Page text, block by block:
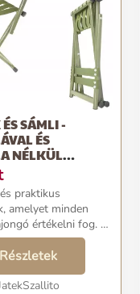
SÁMLI -
ÉS
NÉLKÜL
FÉM
HORGÁSZ SZÉK
- KHAKI (BBL)
praktikus
amelyet minden
értékelni fog.
használható
kényelmes
kényelmes
vagy
Részletek